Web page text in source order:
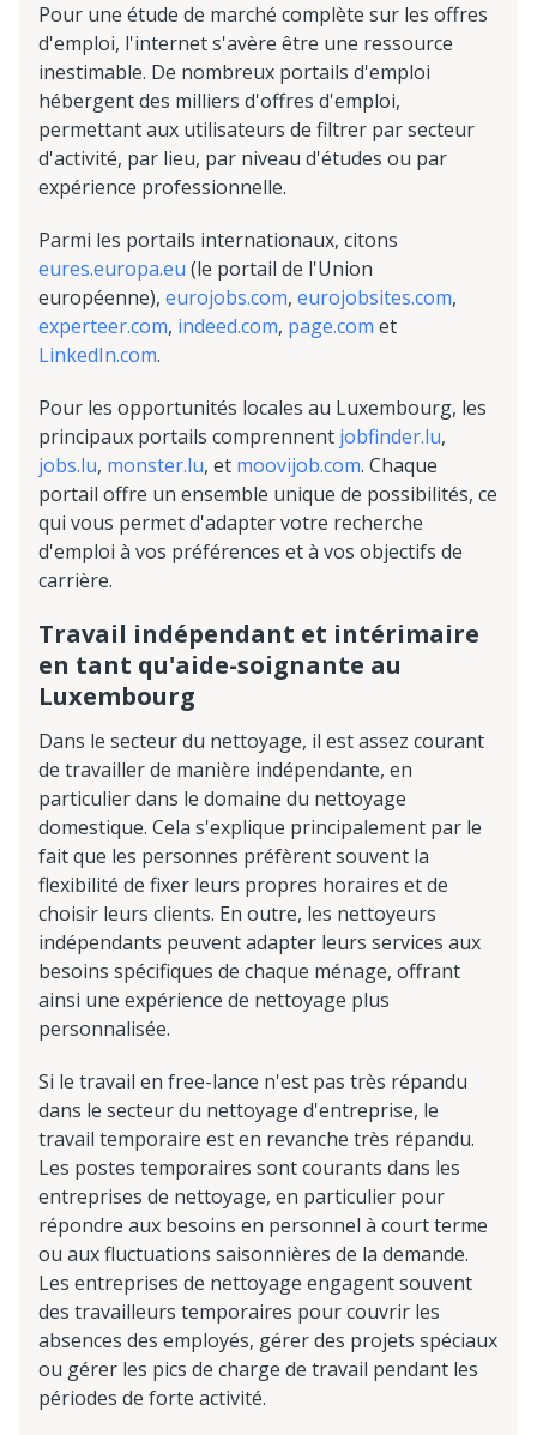
Pour une étude de marché complète sur les offres
d'emploi, l'internet s'avère être une ressource
inestimable. De nombreux portails d'emploi
hébergent des milliers d'offres d'emploi,
permettant aux utilisateurs de filtrer par secteur
d'activité, par lieu, par niveau d'études ou par
expérience professionnelle.
Parmi les portails internationaux, citons
eures.europa.eu (le portail de l'Union
européenne), eurojobs.com, eurojobsites.com,
experteer.com, indeed.com, page.com et
LinkedIn.com.
Pour les opportunités locales au Luxembourg, les
principaux portails comprennent jobfinder.lu,
jobs.lu, monster.lu, et moovijob.com. Chaque
portail offre un ensemble unique de possibilités, ce
qui vous permet d'adapter votre recherche
d'emploi à vos préférences et à vos objectifs de
carrière.
Travail indépendant et intérimaire
en tant qu'aide-soignante au
Luxembourg
Dans le secteur du nettoyage, il est assez courant
de travailler de manière indépendante, en
particulier dans le domaine du nettoyage
domestique. Cela s'explique principalement par le
fait que les personnes préfèrent souvent la
flexibilité de fixer leurs propres horaires et de
choisir leurs clients. En outre, les nettoyeurs
indépendants peuvent adapter leurs services aux
besoins spécifiques de chaque ménage, offrant
ainsi une expérience de nettoyage plus
personnalisée.
Si le travail en free-lance n'est pas très répandu
dans le secteur du nettoyage d'entreprise, le
travail temporaire est en revanche très répandu.
Les postes temporaires sont courants dans les
entreprises de nettoyage, en particulier pour
répondre aux besoins en personnel à court terme
ou aux fluctuations saisonnières de la demande.
Les entreprises de nettoyage engagent souvent
des travailleurs temporaires pour couvrir les
absences des employés, gérer des projets spéciaux
ou gérer les pics de charge de travail pendant les
périodes de forte activité.